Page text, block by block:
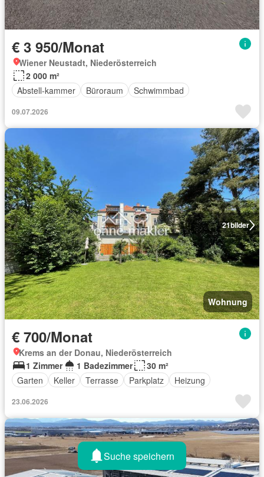
€ 3 950/Monat
Wiener Neustadt, Niederösterreich
2 000 m²
Abstell-kammer
Büroraum Schwimmbad
09.07.2026
21bilder
Wohnung
€ 700/Monat
Krems an der Donau, Niederösterreich
1 Zimmer
1 Badezimmer
30 m²
Garten
Keller Terrasse Parkplatz Heizung
23.06.2026
Suche speichern